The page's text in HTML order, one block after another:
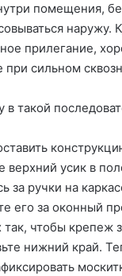
помещения,
наружу.
прилегание,
сильном
такой
верхний усик в
за ручки на
его за оконный
чтобы крепеж
нижний край.